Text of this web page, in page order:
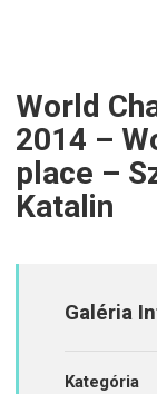
World
2014 –
place –
Katalin
Galéria
Kategória